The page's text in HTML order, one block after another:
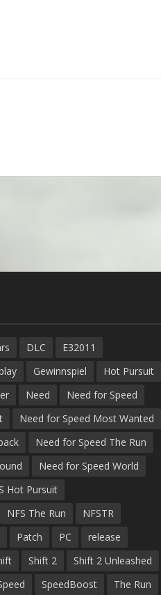
DLC
E32011
Gewinnspiel
Hot Pursuit
Need
Need for Speed
Need for Speed Most Wanted
Need for Speed The Run
Need for Speed World
Hot Pursuit
NFS The Run
NFSTR
Patch PC
release
Shift 2
Shift 2 Unleashed
SpeedBoost The Run